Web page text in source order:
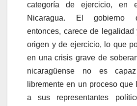
categoría de ejercicio, en
Nicaragua. El gobierno
entonces, carece de
origen y de ejercicio, lo que
en una crisis grave de
nicaragüense no es
libremente en un proceso
a sus representantes